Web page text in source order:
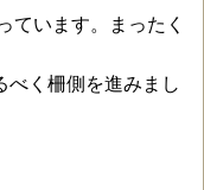
ています。まったく
べく柵側を進みまし